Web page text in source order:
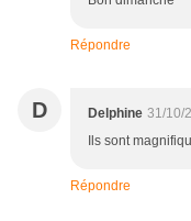
Répondre
D Delphine 31/10/
Ils sont
Répondre